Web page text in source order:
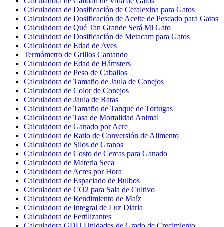
Calculadora de Dosificación de Cefalexina para Gatos
Calculadora de Dosificación de Aceite de Pescado para Gatos
Calculadora de Qué Tan Grande Será Mi Gato
Calculadora de Dosificación de Metacam para Gatos
Calculadora de Edad de Aves
Termómetro de Grillos Cantando
Calculadora de Edad de Hámsters
Calculadora de Peso de Caballos
Calculadora de Tamaño de Jaula de Conejos
Calculadora de Color de Conejos
Calculadora de Jaula de Ratas
Calculadora de Tamaño de Tanque de Tortugas
Calculadora de Tasa de Mortalidad Animal
Calculadora de Ganado por Acre
Calculadora de Ratio de Conversión de Alimento
Calculadora de Silos de Granos
Calculadora de Costo de Cercas para Ganado
Calculadora de Materia Seca
Calculadora de Acres por Hora
Calculadora de Espaciado de Bulbos
Calculadora de CO2 para Sala de Cultivo
Calculadora de Rendimiento de Maíz
Calculadora de Integral de Luz Diaria
Calculadora de Fertilizantes